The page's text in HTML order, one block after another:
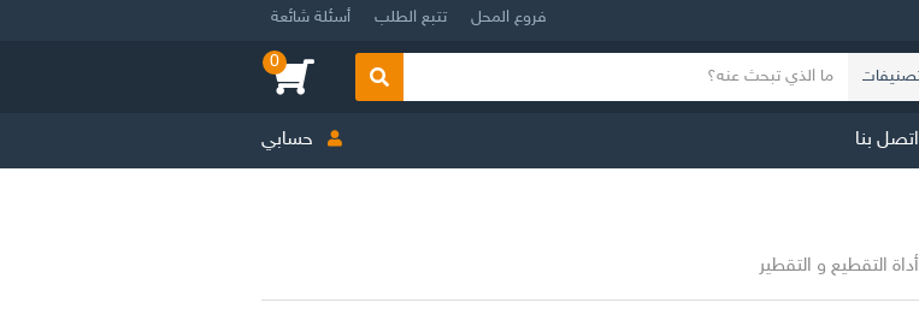
فروع المحل تتبع الطلب أسئلة شائعة
بحث
0
اتصل بنا حسابي